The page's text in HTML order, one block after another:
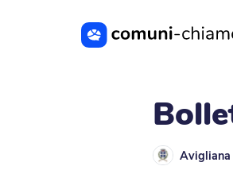
Vai al contenuto principale
Avigliana